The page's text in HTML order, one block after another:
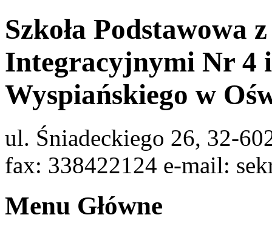
Szkoła Podstawowa
Integracyjnymi Nr 4
Wyspiańskiego w
ul. Śniadeckiego 26, 32-
fax: 338422124 e-mail:
Menu Główne